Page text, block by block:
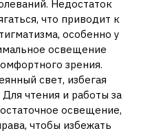
Недостаток
что приводит к
особенно у
освещение
зрения.
свет, избегая
чтения и работы за
освещение,
чтобы избежать